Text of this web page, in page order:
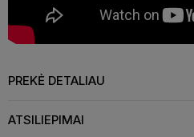
PREKĖ DETALIAU
ATSILIEPIMAI